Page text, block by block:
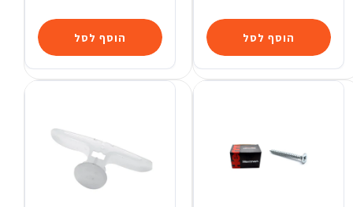
הוסף לסל הוסף לסל